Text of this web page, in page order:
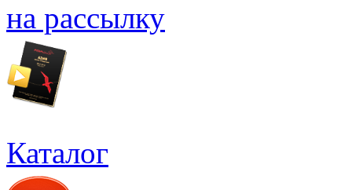
на рассылку
Каталог